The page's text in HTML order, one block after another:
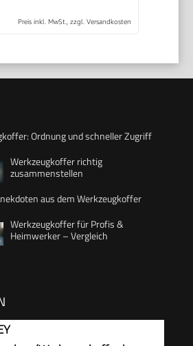
Preis inkl. MwSt., zzgl. Versandkosten
Ordnung und schneller Zugriff
Werkzeugkoffer richtig
zusammenstellen
aus dem Werkzeugkoffer
Werkzeugkoffer für Profis &
Heimwerker – Vergleich